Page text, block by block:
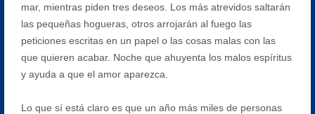
mar, mientras piden tres deseos. Los más atrevidos saltarán
las pequeñas hogueras, otros arrojarán al fuego las
peticiones escritas en un papel o las cosas malas con las
que quieren acabar. Noche que ahuyenta los malos espíritus
y ayuda a que el amor aparezca.
Lo que sí está claro es que un año más miles de personas